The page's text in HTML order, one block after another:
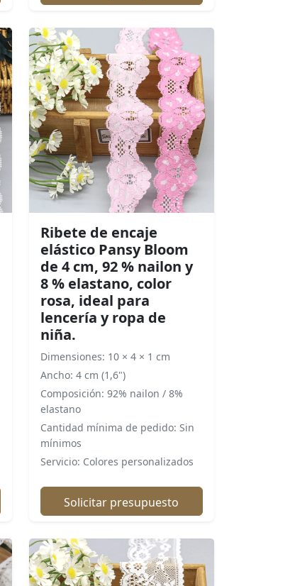
Ribete de encaje
elástico Pansy Bloom
de 4 cm, 92 % nailon y
8 % elastano, color
rosa, ideal para
lencería y ropa de
niña.
Dimensiones: 10 × 4 × 1 cm
Ancho: 4 cm (1,6")
Composición: 92% nailon / 8%
elastano
Cantidad mínima de pedido: Sin
mínimos
Servicio: Colores personalizados
Solicitar presupuesto